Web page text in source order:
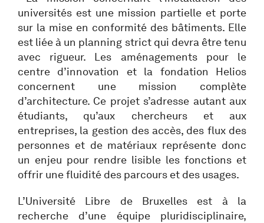
universités est une mission partielle et porte
sur la mise en conformité des bâtiments. Elle
est liée à un planning strict qui devra être tenu
avec rigueur. Les aménagements pour le
centre d’innovation et la fondation Helios
concernent une mission complète
d’architecture. Ce projet s’adresse autant aux
étudiants, qu’aux chercheurs et aux
entreprises, la gestion des accès, des flux des
personnes et de matériaux représente donc
un enjeu pour rendre lisible les fonctions et
offrir une fluidité des parcours et des usages.
L’Université Libre de Bruxelles est à la
recherche d’une équipe pluridisciplinaire,